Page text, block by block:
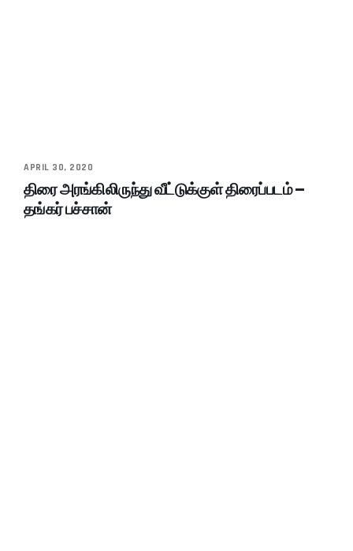
APRIL 30, 2020
திரை அரங்கிலிருந்து வீட்டுக்குள் திரைப்படம் –
தங்கர் பச்சான்